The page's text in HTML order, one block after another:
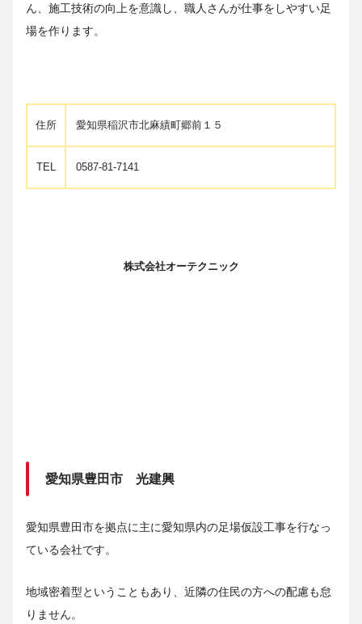
ん、施工技術の向上を意識し、職人さんが仕事をしやすい足
場を作ります。
住所 愛知県稲沢市北麻績町郷前１５
TEL 0587-81-7141
株式会社オーテクニック
愛知県豊田市 光建興
愛知県豊田市を拠点に主に愛知県内の足場仮設工事を行なっ
ている会社です。
地域密着型ということもあり、近隣の住民の方への配慮も怠
りません。